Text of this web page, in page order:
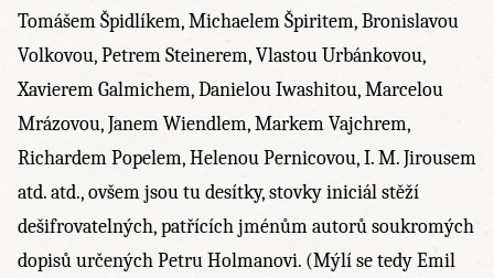
Tomášem Špidlíkem, Michaelem Špiritem, Bronislavou
Volkovou, Petrem Steinerem, Vlastou Urbánkovou,
Xavierem Galmichem, Danielou Iwashitou, Marcelou
Mrázovou, Janem Wiendlem, Markem Vajchrem,
Richardem Popelem, Helenou Pernicovou, I. M. Jirousem
atd. atd., ovšem jsou tu desítky, stovky iniciál stěží
dešifrovatelných, patřících jménům autorů soukromých
dopisů určených Petru Holmanovi. (Mýlí se tedy Emil